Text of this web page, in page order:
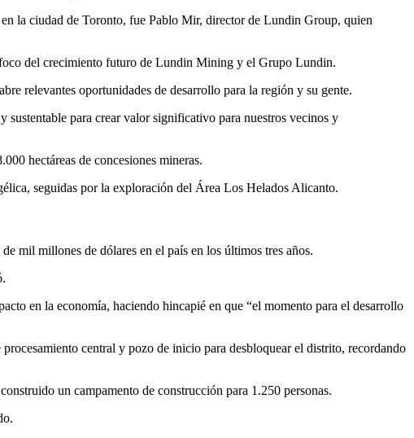
la ciudad de Toronto, fue Pablo Mir, director de Lundin Group, quien
del crecimiento futuro de Lundin Mining y el Grupo Lundin.
relevantes oportunidades de desarrollo para la región y su gente.
para crear valor significativo para nuestros vecinos y
hectáreas de concesiones mineras.
seguidas por la exploración del Área Los Helados Alicanto.
mil millones de dólares en el país en los últimos tres años.
en la economía, haciendo hincapié en que “el momento para el desarrollo
central y pozo de inicio para desbloquear el distrito, recordando
un campamento de construcción para 1.250 personas.